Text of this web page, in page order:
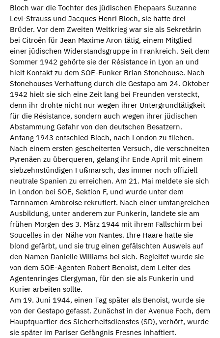
Bloch war die Tochter des jüdischen Ehepaars Suzanne
Levi-Strauss und Jacques Henri Bloch, sie hatte drei
Brüder. Vor dem Zweiten Weltkrieg war sie als Sekretärin
bei Citroën für Jean Maxime Aron tätig, einem Mitglied
einer jüdischen Widerstandsgruppe in Frankreich. Seit dem
Sommer 1942 gehörte sie der Résistance in Lyon an und
hielt Kontakt zu dem SOE-Funker Brian Stonehouse. Nach
Stonehouses Verhaftung durch die Gestapo am 24. Oktober
1942 hielt sie sich eine Zeit lang bei Freunden versteckt,
denn ihr drohte nicht nur wegen ihrer Untergrundtätigkeit
für die Résistance, sondern auch wegen ihrer jüdischen
Abstammung Gefahr von den deutschen Besatzern.
Anfang 1943 entschied Bloch, nach London zu fliehen.
Nach einem ersten gescheiterten Versuch, die verschneiten
Pyrenäen zu überqueren, gelang ihr Ende April mit einem
siebzehnstündigen Fußmarsch, das immer noch offiziell
neutrale Spanien zu erreichen. Am 21. Mai meldete sie sich
in London bei SOE, Sektion F, und wurde unter dem
Tarnnamen Ambroise rekrutiert. Nach einer umfangreichen
Ausbildung, unter anderem zur Funkerin, landete sie am
frühen Morgen des 3. März 1944 mit ihrem Fallschirm bei
Soucelles in der Nähe von Nantes. Ihre Haare hatte sie
blond gefärbt, und sie trug einen gefälschten Ausweis auf
den Namen Danielle Williams bei sich. Begleitet wurde sie
von dem SOE-Agenten Robert Benoist, dem Leiter des
Agentenringes Clergyman, für den sie als Funkerin und
Kurier arbeiten sollte.
Am 19. Juni 1944, einen Tag später als Benoist, wurde sie
von der Gestapo gefasst. Zunächst in der Avenue Foch, dem
Hauptquartier des Sicherheitsdienstes (SD), verhört, wurde
sie später im Pariser Gefängnis Fresnes inhaftiert.